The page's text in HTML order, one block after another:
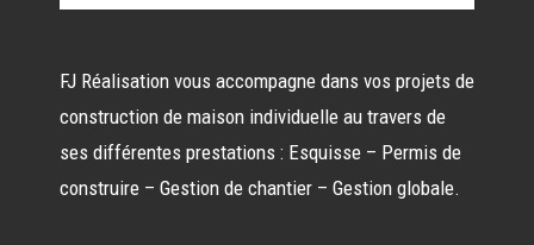
FJ Réalisation vous accompagne dans vos projets de
construction de maison individuelle au travers de
ses différentes prestations : Esquisse – Permis de
construire – Gestion de chantier – Gestion globale.